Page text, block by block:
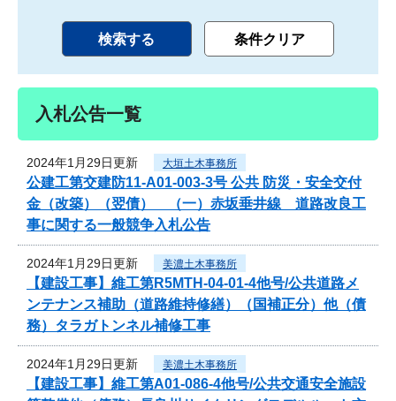
入札公告一覧
2024年1月29日更新 大垣土木事務所
公建工第交建防11-A01-003-3号 公共 防災・安全交付
金（改築）（翌債） （一）赤坂垂井線 道路改良工
事に関する一般競争入札公告
2024年1月29日更新 美濃土木事務所
【建設工事】維工第R5MTH-04-01-4他号/公共道路メ
ンテナンス補助（道路維持修繕）（国補正分）他（債
務）タラガトンネル補修工事
2024年1月29日更新 美濃土木事務所
【建設工事】維工第A01-086-4他号/公共交通安全施設